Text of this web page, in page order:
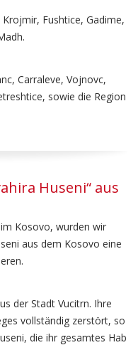
Fushtice, Gadime,
Carraleve, Vojnovc,
sowie die Region
Huseni“ aus
Kosovo, wurden wir
aus dem Kosovo eine
der Stadt Vucitrn. Ihre
vollständig zerstört, so
die ihr gesamtes Hab